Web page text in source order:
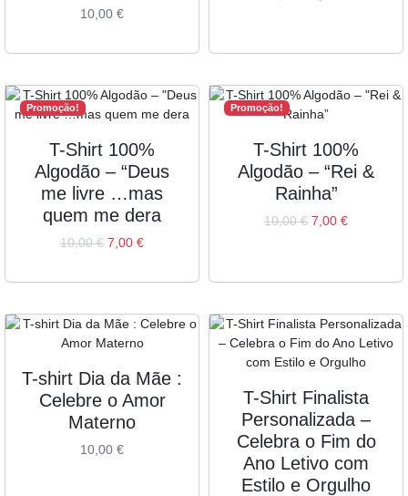
10,00 €
Promoção!
T-Shirt 100%
Algodão – “Deus
me livre …mas
quem me dera
10,00€ 7,00 €
Promoção!
T-Shirt 100%
Algodão – “Rei &
Rainha”
10,00€ 7,00 €
T-shirt Dia da Mãe :
Celebre o Amor
Materno
10,00 €
T-Shirt Finalista
Personalizada –
Celebra o Fim do
Ano Letivo com
Estilo e Orgulho